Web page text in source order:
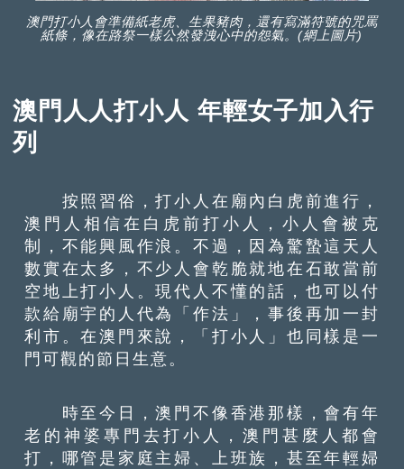
澳門打小人會準備紙老虎、生果豬肉，還有寫滿符號的咒罵
紙條，像在路祭一樣公然發洩心中的怨氣。(網上圖片)
澳門人人打小人 年輕女子加入行
列
按照習俗，打小人在廟內白虎前進行，
澳門人相信在白虎前打小人，小人會被克
制，不能興風作浪。不過，因為驚蟄這天人
數實在太多，不少人會乾脆就地在石敢當前
空地上打小人。現代人不懂的話，也可以付
款給廟宇的人代為「作法」，事後再加一封
利市。在澳門來說，「打小人」也同樣是一
門可觀的節日生意。
時至今日，澳門不像香港那樣，會有年
老的神婆專門去打小人，澳門甚麼人都會
打，哪管是家庭主婦、上班族，甚至年輕婦